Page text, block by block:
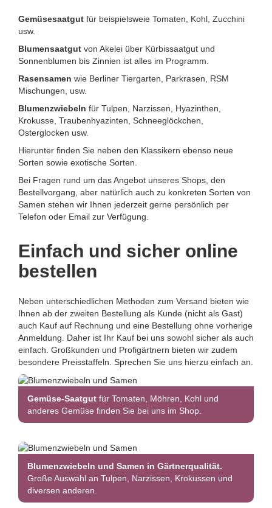
Gemüsesaatgut für beispielsweie Tomaten, Kohl, Zucchini
usw.
Blumensaatgut von Akelei über Kürbissaatgut und
Sonnenblumen bis Zinnien ist alles im Programm.
Rasensamen wie Berliner Tiergarten, Parkrasen, RSM
Mischungen, usw.
Blumenzwiebeln für Tulpen, Narzissen, Hyazinthen,
Krokusse, Traubenhyazinten, Schneeglöckchen,
Osterglocken usw.
Hierunter finden Sie neben den Klassikern ebenso neue
Sorten sowie exotische Sorten.
Bei Fragen rund um das Angebot unseres Shops, den
Bestellvorgang, aber natürlich auch zu konkreten Sorten von
Samen stehen wir Ihnen jederzeit gerne persönlich per
Telefon oder Email zur Verfügung.
Einfach und sicher online
bestellen
Neben unterschiedlichen Methoden zum Versand bieten wie
Ihnen ab der zweiten Bestellung als Kunde (nicht als Gast)
auch Kauf auf Rechnung und eine Bestellung ohne vorherige
Anmeldung. Daher ist Ihr Kauf bei uns sowohl sicher als auch
einfach. Großkunden und Profigärtnern bieten wir zudem
besondere Preisstaffeln. Sprechen Sie uns hierzu einfach an.
Gemüse-Saatgut für Tomaten, Möhren, Kohl und
anderes Gemüse finden Sie bei uns im Shop.
Blumenzwiebeln und Samen in Gärtnerqualität.
Große Auswahl an Tulpen, Narzissen, Krokussen und
diversen anderen.